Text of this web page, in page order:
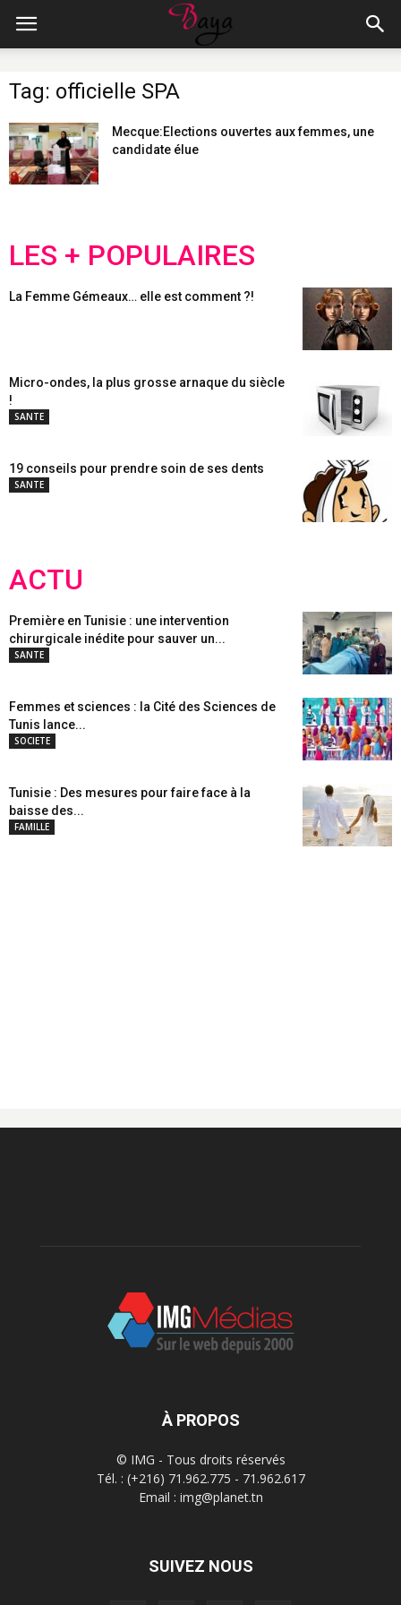
Tag: officielle SPA
Mecque:Elections ouvertes aux femmes, une
candidate élue
LES + POPULAIRES
La Femme Gémeaux… elle est comment ?!
Micro-ondes, la plus grosse arnaque du siècle
!
SANTE
19 conseils pour prendre soin de ses dents
SANTE
ACTU
Première en Tunisie : une intervention
chirurgicale inédite pour sauver un...
SANTE
Femmes et sciences : la Cité des Sciences de
Tunis lance...
SOCIETE
Tunisie : Des mesures pour faire face à la
baisse des...
FAMILLE
À PROPOS
© IMG - Tous droits réservés
Tél. : (+216) 71.962.775 - 71.962.617
Email : img@planet.tn
SUIVEZ NOUS